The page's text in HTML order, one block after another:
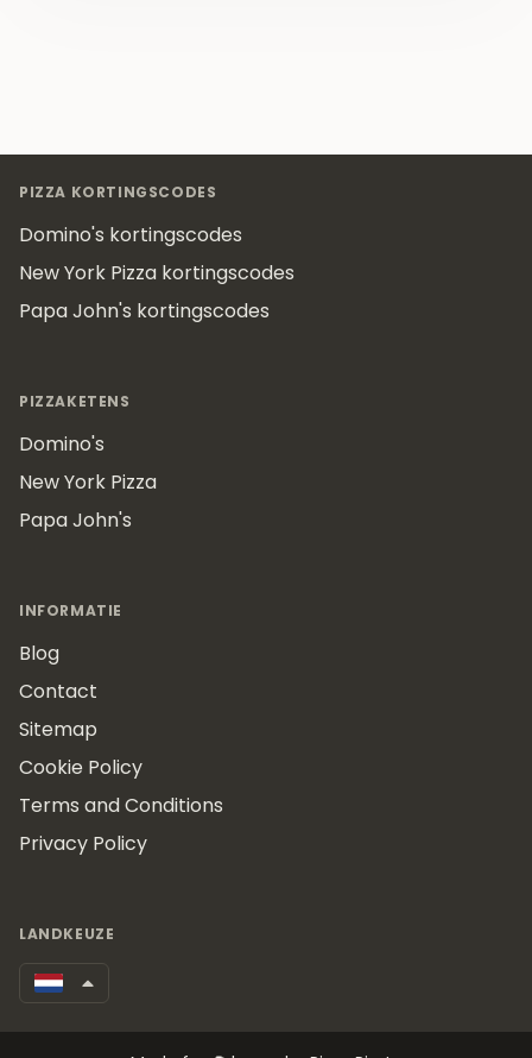
PIZZA KORTINGSCODES
Domino's kortingscodes
New York Pizza kortingscodes
Papa John's kortingscodes
PIZZAKETENS
Domino's
New York Pizza
Papa John's
INFORMATIE
Blog
Contact
Sitemap
Cookie Policy
Terms and Conditions
Privacy Policy
LANDKEUZE